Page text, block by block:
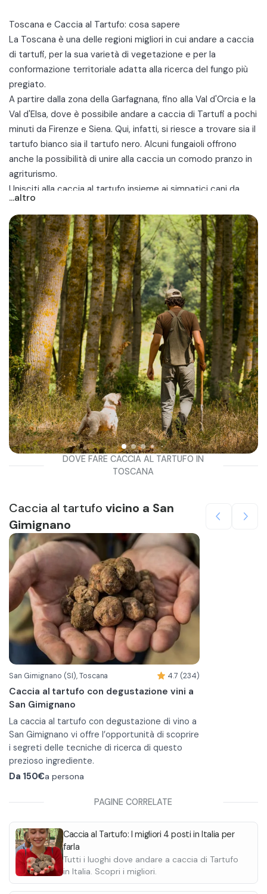
Toscana e Caccia al Tartufo: cosa sapere
La Toscana è una delle regioni migliori in cui andare a caccia
di tartufi, per la sua varietà di vegetazione e per la
conformazione territoriale adatta alla ricerca del fungo più
pregiato.
A partire dalla zona della Garfagnana, fino alla Val d'Orcia e la
Val d'Elsa, dove è possibile andare a caccia di Tartufi a pochi
minuti da Firenze e Siena. Qui, infatti, si riesce a trovare sia il
tartufo bianco sia il tartufo nero. Alcuni fungaioli offrono
anche la possibilità di unire alla caccia un comodo pranzo in
agriturismo.
Unisciti alla caccia al tartufo insieme ai simpatici cani da
tartufo in Toscana, per una giornata in mezzo ai boschi
all'insegna del divertimento!
...altro
DOVE FARE CACCIA AL TARTUFO IN
TOSCANA
Caccia al tartufo vicino a San
Gimignano
San Gimignano (SI), Toscana 4.7 (234)
Caccia al tartufo con degustazione vini a
San Gimignano
La caccia al tartufo con degustazione di vino a
San Gimignano vi offre l’opportunità di scoprire
i segreti delle tecniche di ricerca di questo
prezioso ingrediente.
Sarete accompagnati da una guida
Passeggiando nei boschi circostanti
Al termine della caccia, potrete rilassarvi con
una degustazione di prodotti a base di tartufo
e vini tipici locali, all’interno di una suggestiva
barriccaia.
Da 150€a persona
PAGINE CORRELATE
Caccia al Tartufo: I migliori 4 posti in Italia per
farla
Tutti i luoghi dove andare a caccia di Tartufo
in Italia. Scopri i migliori.